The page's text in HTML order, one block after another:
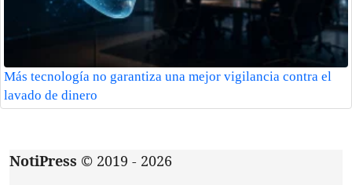
Más tecnología no garantiza una mejor vigilancia contra el
lavado de dinero
NotiPress © 2019 - 2026